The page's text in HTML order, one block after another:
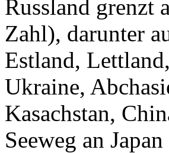
Russland grenzt
Zahl), darunter
Estland,
Ukraine,
Kasachstan,
Seeweg an